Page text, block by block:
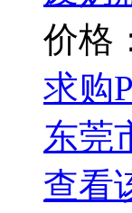
价格
求购
东莞
查看